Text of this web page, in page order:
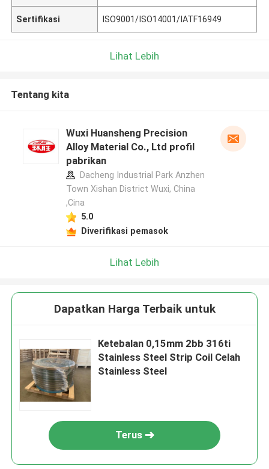
Sertifikasi ISO9001/ISO14001/IATF16949
Lihat Lebih
Tentang kita
Wuxi Huansheng Precision
Alloy Material Co., Ltd profil
pabrikan
Dacheng Industrial Park Anzhen
Town Xishan District Wuxi, China
,Cina
5.0
Diverifikasi pemasok
Lihat Lebih
Dapatkan Harga Terbaik untuk
Ketebalan 0,15mm 2bb 316ti
Stainless Steel Strip Coil Celah
Stainless Steel
Terus